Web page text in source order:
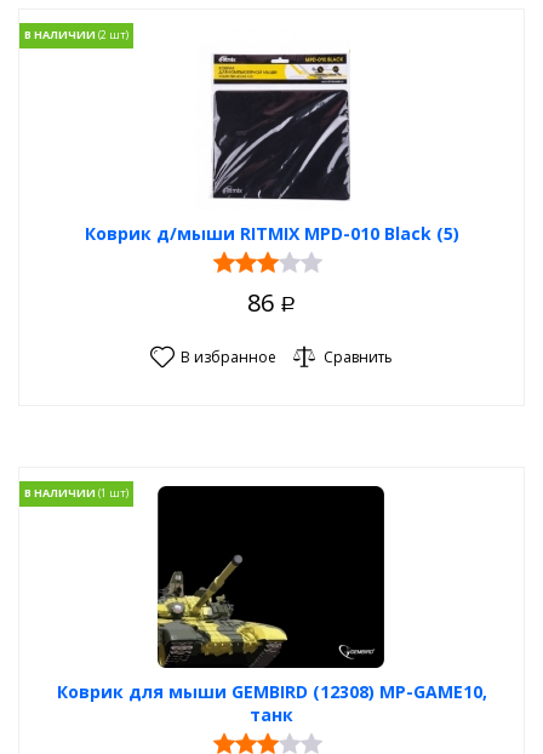
Коврик д/мыши RITMIX MPD-010 Black (5)
В НАЛИЧИИ
86 Р
В избранное Сравнить
Коврик для мыши GEMBIRD (12308) MP-GAME10,
танк
В НАЛИЧИИ